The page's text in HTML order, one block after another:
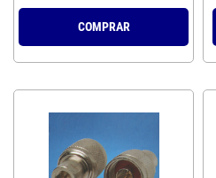
COMPRAR